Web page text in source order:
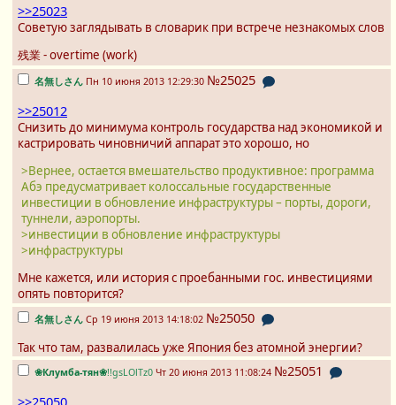
>>25023
Советую заглядывать в словарик при встрече незнакомых слов
残業 - overtime (work)
名無しさん Пн 10 июня 2013 12:29:30 №25025
>>25012
Снизить до минимума контроль государства над экономикой и
кастрировать чиновничий аппарат это хорошо, но
>Вернее, остается вмешательство продуктивное: программа
Абэ предусматривает колоссальные государственные
инвестиции в обновление инфраструктуры – порты, дороги,
туннели, аэропорты.
>инвестиции в обновление инфраструктуры
>инфраструктуры
Мне кажется, или история с проебанными гос. инвестициями
опять повторится?
名無しさん Ср 19 июня 2013 14:18:02 №25050
Так что там, развалилась уже Япония без атомной энергии?
❀Клумба-тян❀!!gsLOlTz0 Чт 20 июня 2013 11:08:24 №25051
>>25050